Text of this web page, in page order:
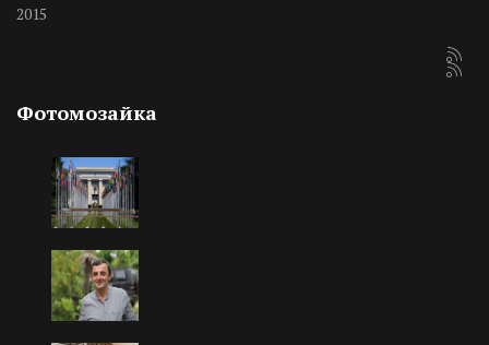
2015
Фотомозайка